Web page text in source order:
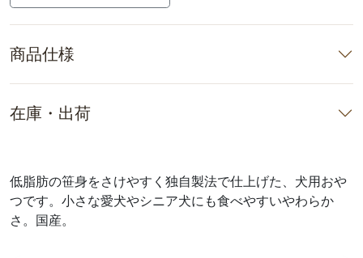
商品仕様
在庫・出荷
低脂肪の笹身をさけやすく独自製法で仕上げた、犬用おや
つです。小さな愛犬やシニア犬にも食べやすいやわらか
さ。国産。